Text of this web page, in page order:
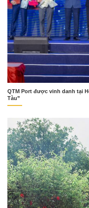
QTM Port được vinh danh tại
Tàu”